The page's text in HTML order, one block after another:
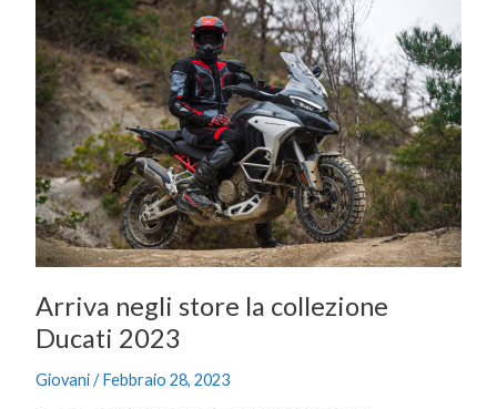
Arriva negli store la collezione
Ducati 2023
Giovani/Febbraio 28, 2023
negli
store
la
collezione
Ducati
2023